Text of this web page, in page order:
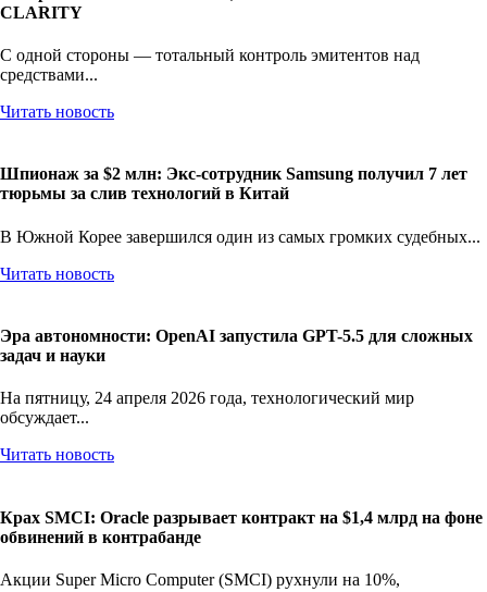
CLARITY
С одной стороны — тотальный контроль эмитентов над
средствами...
Читать новость
Шпионаж за $2 млн: Экс-сотрудник Samsung получил 7 лет
тюрьмы за слив технологий в Китай
В Южной Корее завершился один из самых громких судебных...
Читать новость
Эра автономности: OpenAI запустила GPT-5.5 для сложных
задач и науки
На пятницу, 24 апреля 2026 года, технологический мир
обсуждает...
Читать новость
Крах SMCI: Oracle разрывает контракт на $1,4 млрд на фоне
обвинений в контрабанде
Акции Super Micro Computer (SMCI) рухнули на 10%,